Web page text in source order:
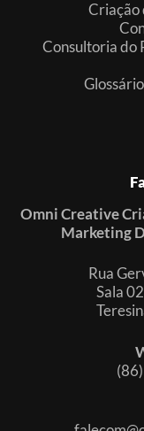
Criação
Consultoria do
Omni Creative
Marketing
Rua
Sala